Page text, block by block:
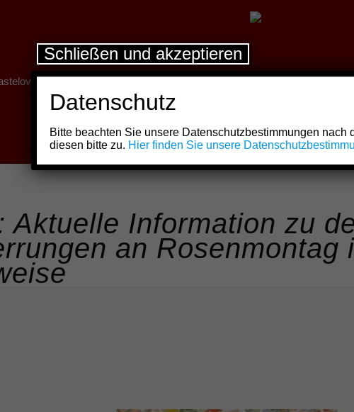
Aktuelle Information zu
an Rosenmontag
Datenschutz
Bitte beachten Sie unsere Datenschutzbestimmungen
diesen bitte zu. Hier finden Sie unsere
Schließen und akzeptieren